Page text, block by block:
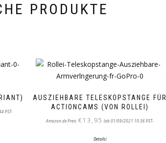
PRODUKTE
PST-
AUSZIEHBARE TELESKOPSTANGE FÜR
ACTIONCAMS (VON ROLLEI)
Amazon.de Preis:€13,95 (ab 01/09/2021 10:36 PST-
Details)